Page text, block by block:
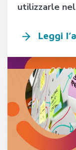
utilizzarle
Leggi